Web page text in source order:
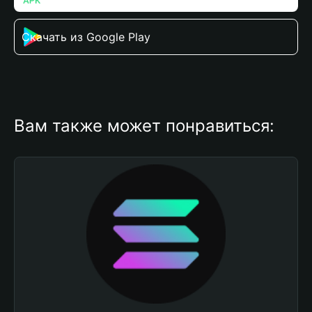
Скачать из Google Play
Вам также может понравиться: